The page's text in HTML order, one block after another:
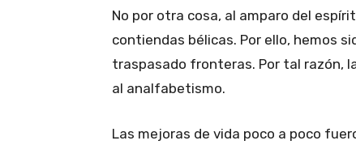
No por otra cosa, al amparo del
contiendas bélicas. Por ello, hemos
traspasado fronteras. Por tal razón,
al analfabetismo.
Las mejoras de vida poco a poco